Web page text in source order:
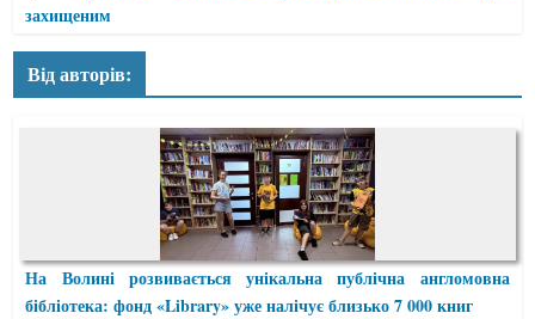
захищеним
Від авторів:
На Волині розвивається унікальна публічна англомовна
бібліотека: фонд «Library» уже налічує близько 7 000 книг